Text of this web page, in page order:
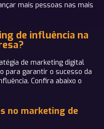
mais pessoas nas mais
de influência na
de marketing digital
para garantir o sucesso da
Confira abaixo o
no marketing de